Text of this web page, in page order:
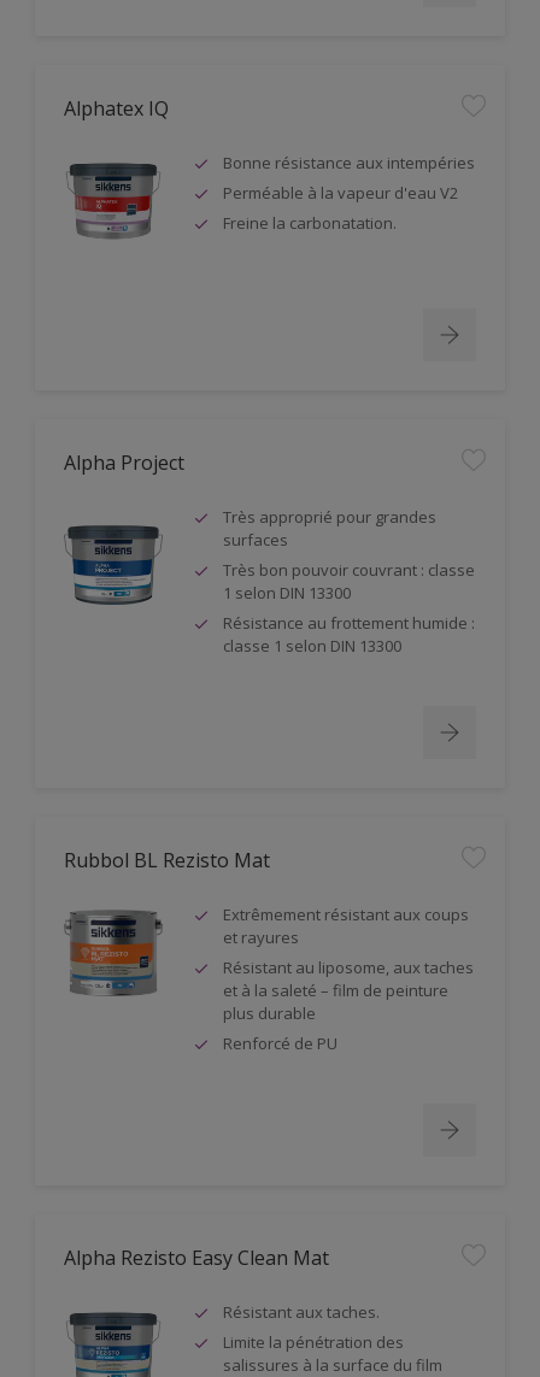
Alphatex IQ
Bonne résistance aux intempéries
Perméable à la vapeur d'eau V2
Freine la carbonatation.
Alpha Project
Très approprié pour grandes
surfaces
Très bon pouvoir couvrant : classe
1 selon DIN 13300
Résistance au frottement humide :
classe 1 selon DIN 13300
Rubbol BL Rezisto Mat
Extrêmement résistant aux coups
et rayures
Résistant au liposome, aux taches
et à la saleté – film de peinture
plus durable
Renforcé de PU
Alpha Rezisto Easy Clean Mat
Résistant aux taches.
Limite la pénétration des
salissures à la surface du film